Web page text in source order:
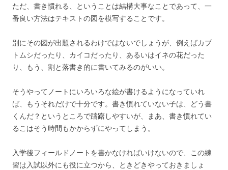
ただ、書き慣れる、ということは結構大事なことであって、一
番良い方法はテキストの図を模写することです。
別にその図が出題されるわけではないでしょうが、例えばカブ
トムシだったり、カイコだったり、あるいはイネの花だった
り、もう、割と落書き的に書いてみるのがいい。
そうやってノートにいろいろな絵が書けるようになっていれ
ば、もうそれだけで十分です。書き慣れていない子は、どう書
くんだ？というところで躊躇しやすいが、まあ、書き慣れてい
るこはそう時間もかからずにやってしまう。
入学後フィールドノートを書かなければいけないので、この練
習は入試以外にも役に立つから、ときどきやっておきましょ